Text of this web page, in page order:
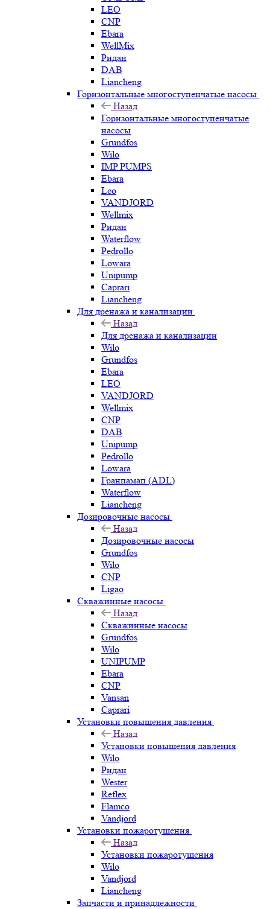
LEO
CNP
Ebara
WellMix
Ридан
DAB
Liancheng
Горизонтальные многоступенчатые насосы
Назад
Горизонтальные многоступенчатые
насосы
Grundfos
Wilo
IMP PUMPS
Ebara
Leo
VANDJORD
Wellmix
Ридан
Waterflow
Pedrollo
Lowara
Unipump
Caprari
Liancheng
Для дренажа и канализации
Назад
Для дренажа и канализации
Wilo
Grundfos
Ebara
LEO
VANDJORD
Wellmix
CNP
DAB
Unipump
Pedrollo
Lowara
Гранпамап (ADL)
Waterflow
Liancheng
Дозировочные насосы
Назад
Дозировочные насосы
Grundfos
Wilo
CNP
Ligao
Скважинные насосы
Назад
Скважинные насосы
Grundfos
Wilo
UNIPUMP
Ebara
CNP
Vansan
Caprari
Установки повышения давления
Назад
Установки повышения давления
Wilo
Ридан
Wester
Reflex
Flamco
Vandjord
Установки пожаротушения
Назад
Установки пожаротушения
Wilo
Vandjord
Liancheng
Запчасти и принадлежности